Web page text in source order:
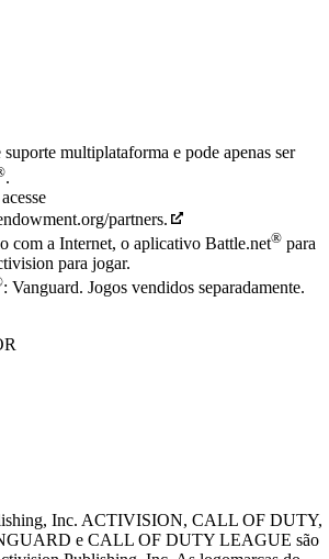
multiplataforma e pode apenas ser
.
partners.
com a Internet, o aplicativo Battle.net® para
para jogar.
: Vanguard. Jogos vendidos separadamente.
Inc. ACTIVISION, CALL OF DUTY,
e CALL OF DUTY LEAGUE são